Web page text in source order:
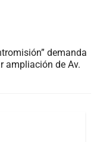
demanda
ampliación de Av.